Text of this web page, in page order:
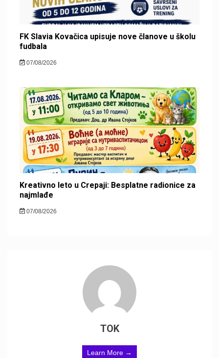
FK Slavia Kovačica upisuje nove članove u školu
fudbala
07/08/2026
Kreativno leto u Crepaji: Besplatne radionice za
najmlađe
07/08/2026
TOK
Learn More →